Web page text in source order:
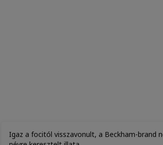
Igaz a focitól visszavonult, a Beckham-brand